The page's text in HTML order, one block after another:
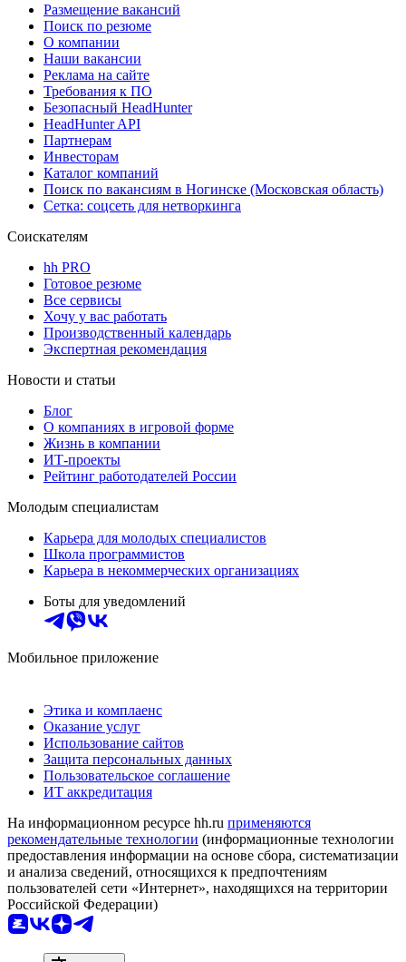
Размещение вакансий
Поиск по резюме
О компании
Наши вакансии
Реклама на сайте
Требования к ПО
Безопасный HeadHunter
HeadHunter API
Партнерам
Инвесторам
Каталог компаний
Поиск по вакансиям в Ногинске (Московская область)
Сетка: соцсеть для нетворкинга
Соискателям
hh PRO
Готовое резюме
Все сервисы
Хочу у вас работать
Производственный календарь
Экспертная рекомендация
Новости и статьи
Блог
О компаниях в игровой форме
Жизнь в компании
ИТ-проекты
Рейтинг работодателей России
Молодым специалистам
Карьера для молодых специалистов
Школа программистов
Карьера в некоммерческих организациях
Боты для уведомлений
Мобильное приложение
Этика и комплаенс
Оказание услуг
Использование сайтов
Защита персональных данных
Пользовательское соглашение
ИТ аккредитация
На информационном ресурсе hh.ru применяются
рекомендательные технологии (информационные технологии
предоставления информации на основе сбора, систематизации
и анализа сведений, относящихся к предпочтениям
пользователей сети «Интернет», находящихся на территории
Российской Федерации)